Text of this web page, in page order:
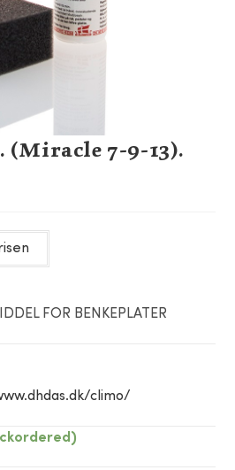
7-9-13).
FOR BENKEPLATER
climo/